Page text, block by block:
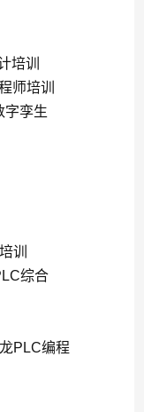
培训
师培训
字孪生
训
综合
PLC编程